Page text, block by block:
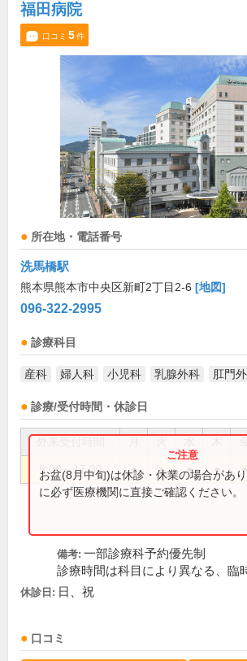
福田病院
口コミ 5件
所在地・電話番号
洗馬橋駅
熊本県熊本市中央区新町2丁目2-6 [地図]
096-322-2995
診療科目
産科 婦人科 小児科 乳腺外科 肛門
診療/受付時間・休診日
9:00～17:30 ● ● ● ● ●
お盆(8月中旬)は休診・休業の場合があ
に必ず医療機関に直接ご確認ください。
備考: 一部診療科予約優先制
診療時間は科目により異なる、臨
休診日: 日、祝
口コミ